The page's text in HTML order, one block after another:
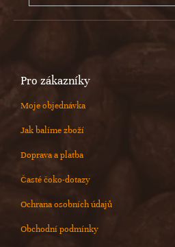
Pro zákazníky
Moje objednávka
Jak balíme zboží
Doprava a platba
Časté čoko-dotazy
Ochrana osobních údajů
Obchodní podmínky